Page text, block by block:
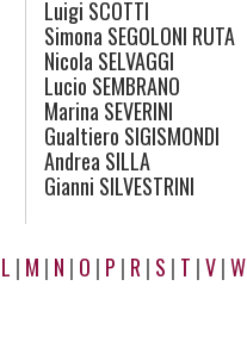
Luigi SCOTTI
Simona SEGOLONI RUTA
Nicola SELVAGGI
Lucio SEMBRANO
Marina SEVERINI
Gualtiero SIGISMONDI
Andrea SILLA
Gianni SILVESTRINI
L | M | N | O | P | R | S | T |V |W